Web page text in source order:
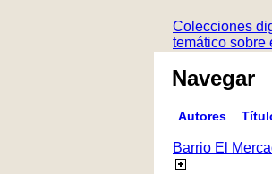
Colecciones
temático sobre
Navegar
Autores
Barrio El